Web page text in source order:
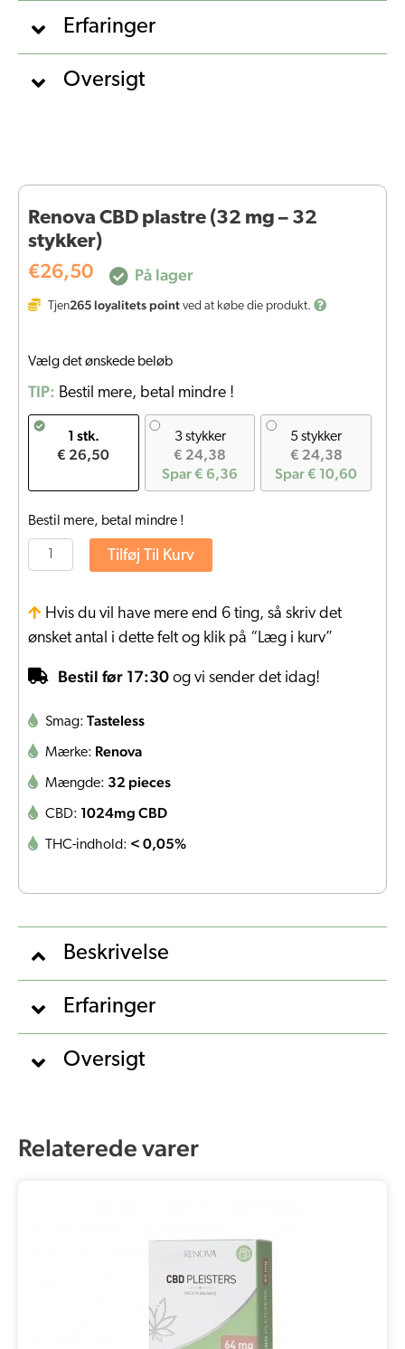
Erfaringer
Oversigt
Renova CBD plastre (32 mg – 32
stykker)
€26,50 På lager
Tjen265 loyalitets point ved at købe die produkt.
Vælg det ønskede beløb
TIP: Bestil mere, betal mindre !
1 stk.
€ 26,50
3 stykker
€ 24,38
Spar € 6,36
5 stykker
€ 24,38
Spar € 10,60
Bestil mere, betal mindre !
Tilføj Til Kurv
Hvis du vil have mere end 6 ting, så skriv det
ønsket antal i dette felt og klik på “Læg i kurv”
Bestil før 17:30 og vi sender det idag!
Smag: Tasteless
Mærke: Renova
Mængde: 32 pieces
CBD: 1024mg CBD
THC-indhold: < 0,05%
Beskrivelse
Erfaringer
Oversigt
Relaterede varer